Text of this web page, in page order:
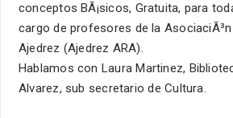
conceptos BÃ¡sicos, Gratuita, para
cargo de profesores de la
Ajedrez (Ajedrez ARA).
Hablamos con Laura Martinez,
Alvarez, sub secretario de Cultura.